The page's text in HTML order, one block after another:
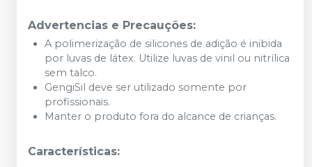
Advertencias e Precauções:
A polimerização de silicones de adição é inibida
por luvas de látex. Utilize luvas de vinil ou nitrílica
sem talco.
GengiSil deve ser utilizado somente por
profissionais.
Manter o produto fora do alcance de crianças.
Características: